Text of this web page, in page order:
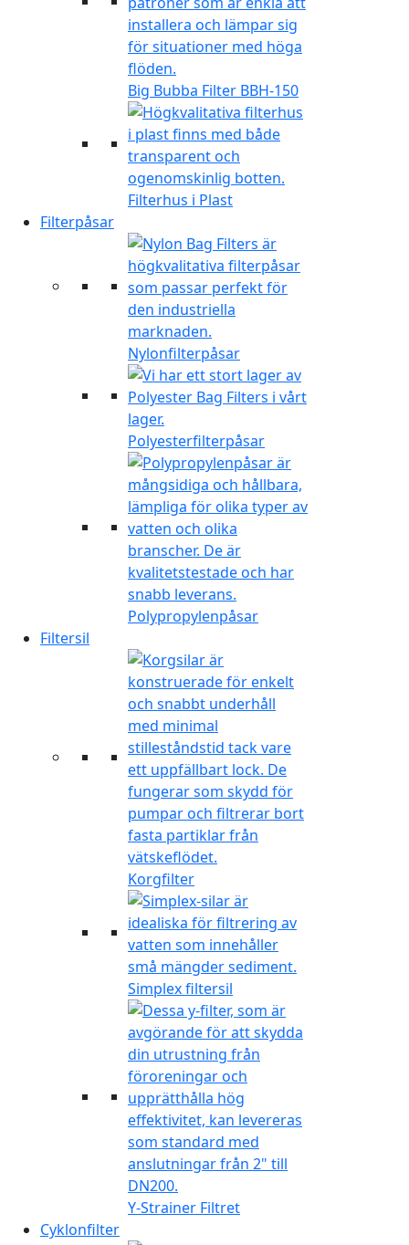
Big Bubba Filter BBH-150
Filterhus i Plast
Filterpåsar
Nylonfilterpåsar
Polyesterfilterpåsar
Polypropylenpåsar
Filtersil
Korgfilter
Simplex filtersil
Y-Strainer Filtret
Cyklonfilter